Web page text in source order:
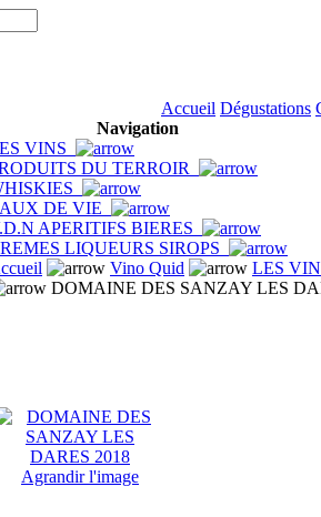
Accueil Dégustations
Navigation
VINS
DU TERROIR
DE VIE
APERITIFS BIERES
LIQUEURS SIROPS
Vino Quid
LES
DOMAINE DES SANZAY LES
Agrandir l'image